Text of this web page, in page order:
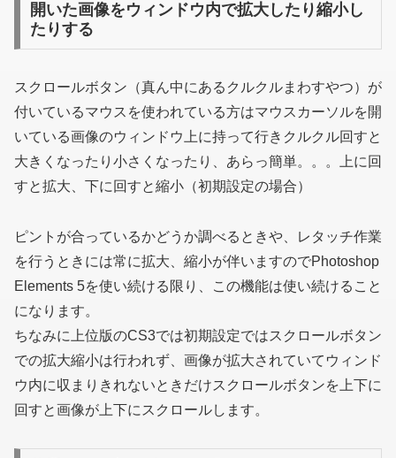
開いた画像をウィンドウ内で拡大したり縮小し
たりする
スクロールボタン （真ん中にあるクルクルまわすやつ） が
付いているマウスを使われている方はマウスカーソルを開
いている画像のウィンドウ上に持って行きクルクル回すと
大きくなったり小さくなったり、あらっ簡単。。。上に回
すと拡大、下に回すと縮小 （初期設定の場合）
ピントが合っているかどうか調べるときや、レタッチ作業
を行うときには常に拡大、縮小が伴いますのでPhotoshop
Elements 5を使い続ける限り、この機能は使い続けること
になります。
ちなみに上位版のCS3では初期設定ではスクロールボタン
での拡大縮小は行われず、画像が拡大されていてウィンド
ウ内に収まりきれないときだけスクロールボタンを上下に
回すと画像が上下にスクロールします。